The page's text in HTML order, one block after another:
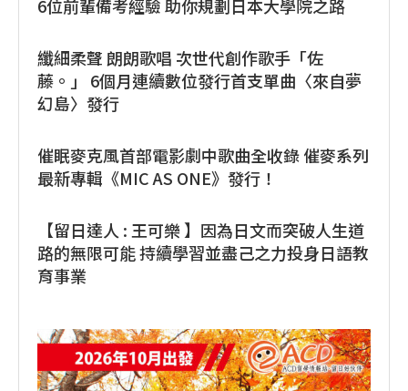
6位前輩備考經驗 助你規劃日本大學院之路
纖細柔聲 朗朗歌唱 次世代創作歌手「佐
藤。」 6個月連續數位發行首支單曲〈來自夢
幻島〉發行
催眠麥克風首部電影劇中歌曲全收錄 催麥系列
最新專輯《MIC AS ONE》發行！
【留日達人 : 王可樂 】因為日文而突破人生道
路的無限可能 持續學習並盡己之力投身日語教
育事業